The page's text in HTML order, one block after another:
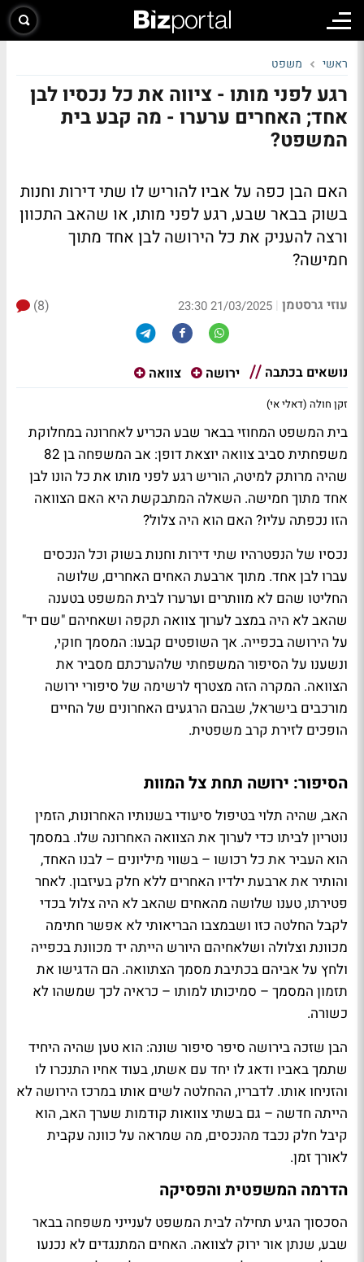
ראשי משפט
רגע לפני מותו - ציווה את כל נכסיו לבן
אחד; האחרים ערערו - מה קבע בית
המשפט?
האם הבן כפה על אביו להוריש לו שתי דירות וחנות
בשוק בבאר שבע, רגע לפני מותו, או שהאב התכוון
ורצה להעניק את כל הירושה לבן אחד מתוך
חמישה?
עוזי גרסטמן |
21/03/2025 23:30
(8)
נושאים בכתבה ירושה צוואה
זקן חולה (דאלי אי)
בית המשפט המחוזי בבאר שבע הכריע לאחרונה במחלוקת
משפחתית סביב צוואה יוצאת דופן: אב המשפחה בן 82
שהיה מרותק למיטה, הוריש רגע לפני מותו את כל הונו לבן
אחד מתוך חמישה. השאלה המתבקשת היא האם הצוואה
הזו נכפתה עליו? האם הוא היה צלול?
נכסיו של הנפטרהיו שתי דירות וחנות בשוק וכל הנכסים
עברו לבן אחד. מתוך ארבעת האחים האחרים, שלושה
החליטו שהם לא מוותרים וערערו לבית המשפט בטענה
שהאב לא היה במצב לערוך צוואה תקפה ושאחיהם "שם יד"
על הירושה בכפייה. אך השופטים קבעו: המסמך חוקי,
ונשענו על הסיפור המשפחתי שלהערכתם מסביר את
הצוואה. המקרה הזה מצטרף לרשימה של סיפורי ירושה
מורכבים בישראל, שבהם הרגעים האחרונים של החיים
הופכים לזירת קרב משפטית.
הסיפור: ירושה תחת צל המוות
האב, שהיה תלוי בטיפול סיעודי בשנותיו האחרונות, הזמין
נוטריון לביתו כדי לערוך את הצוואה האחרונה שלו. במסמך
הוא העביר את כל רכושו – בשווי מיליונים – לבנו האחד,
והותיר את ארבעת ילדיו האחרים ללא חלק בעיזבון. לאחר
פטירתו, טענו שלושה מהאחים שהאב לא היה צלול בכדי
לקבל החלטה כזו ושבמצבו הבריאותי לא אפשר חתימה
מכוונת וצלולה ושלאחיהם היורש הייתה יד מכוונת בכפייה
ולחץ על אביהם בכתיבת מסמך הצתוואה. הם הדגישו את
תזמון המסמך – סמיכותו למותו – כראיה לכך שמשהו לא
כשורה.
הבן שזכה בירושה סיפר סיפור שונה: הוא טען שהיה היחיד
שתמך באביו ודאג לו יחד עם אשתו, בעוד אחיו התנכרו לו
והזניחו אותו. לדבריו, ההחלטה לשים אותו במרכז הירושה לא
הייתה חדשה – גם בשתי צוואות קודמות שערך האב, הוא
קיבל חלק נכבד מהנכסים, מה שמראה על כוונה עקבית
לאורך זמן.
הדרמה המשפטית והפסיקה
הסכסוך הגיע תחילה לבית המשפט לענייני משפחה בבאר
שבע, שנתן אור ירוק לצוואה. האחים המתנגדים לא נכנעו